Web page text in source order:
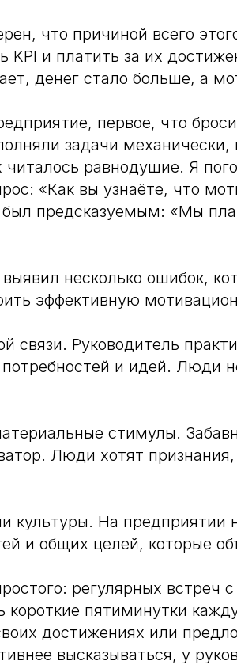
что причиной всего
KPI и платить за их
денег стало больше, а
первое, что
задачи механически,
читалось равнодушие. Я
«Как вы узнаёте, что
был предсказуемым: «Мы
несколько ошибок,
эффективную
связи. Руководитель
и идей. Люди
стимулы.
Люди хотят
культуры. На предприятии
и общих целей, которые
регулярных встреч
короткие пятиминутки
достижениях или
высказываться, у